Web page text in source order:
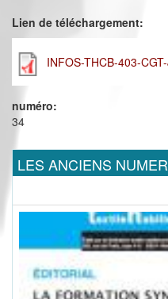
Lien de téléchargement:
INFOS-THCB-403-
numéro:
34
LES ANCIENS